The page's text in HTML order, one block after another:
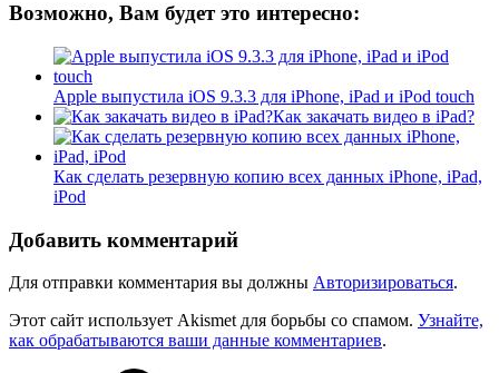
Возможно, Вам будет это интересно:
Apple выпустила iOS 9.3.3 для iPhone, iPad и iPod touch
Как закачать видео в iPad?
Как сделать резервную копию всех данных iPhone, iPad,
iPod
Добавить комментарий
Для отправки комментария вы должны Авторизироваться.
Этот сайт использует Akismet для борьбы со спамом. Узнайте,
как обрабатываются ваши данные комментариев.